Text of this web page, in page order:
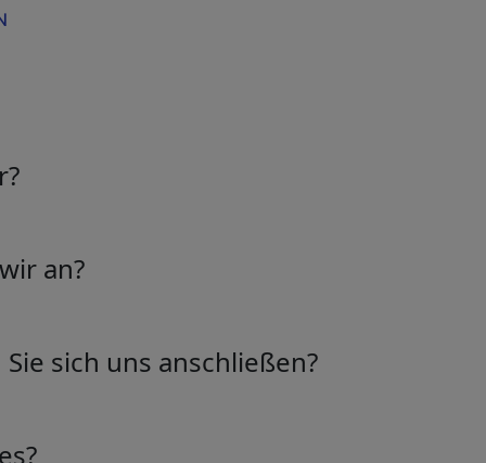
ansässig. Entdecken Sie unsere umfangreiche
an?
sich uns anschließen?